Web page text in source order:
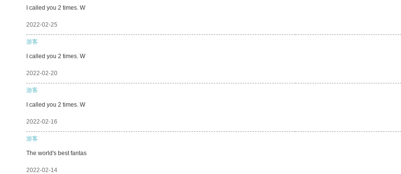
I called you 2 times. W
2022-02-25
游客
I called you 2 times. W
2022-02-20
游客
I called you 2 times. W
2022-02-16
游客
The world's best fantas
2022-02-14